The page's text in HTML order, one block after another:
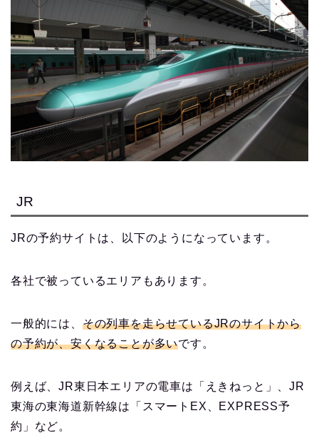
JR
JRの予約サイトは、以下のようになっています。
各社で被っているエリアもあります。
一般的には、 その列車を走らせているJRのサイトから
の予約が、安くなることが多いです。
例えば、JR東日本エリアの電車は「えきねっと」、JR
東海の東海道新幹線は「スマートEX、EXPRESS予
約」など。